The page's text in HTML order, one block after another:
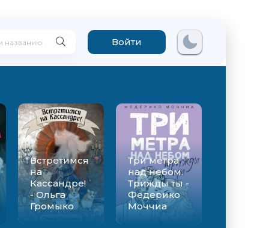
Войти
Встретимся
на
Кассандре!
- Ольга
Громыко
Три метра
над небом.
Трижды ты -
Федерико
Моччиа